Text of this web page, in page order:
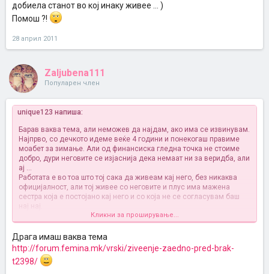
добиела станот во кој инаку живее ... )
Помош ?!
28 април 2011
Zaljubena111
Популарен член
unique123 напиша:
Барав ваква тема, али неможев да најдам, ако има се извинувам.
Најпрво, со дечкото идеме веќе 4 години и понекогаш правиме
моабет за зимање. Али од финансиска гледна точка не стоиме
добро, дури неговите се изјаснија дека немаат ни за веридба, али
ај ...
Работата е во тоа што тој сака да живеам кај него, без никаква
официјалност, али тој живее со неговите и плус има мажена
сестра која е постојано кај него и со која не се согласувам баш
нај нај.
Од друга страна моите родители нејќат ни да чујат да живееме
заедно вака, па се наоѓам во ситуација во која на секои два дена
постојано се селам со куферчето од дома до кај него и обратно и
како ми изгледа излез во скоро нема
А да, ние ќе сме се суределе, кога на сестра му све ќе и стокмеле
(детето да и потпораснело, да се вработила, да го добиела станот
Кликни за проширување...
Драга имаш ваква тема
http://forum.femina.mk/vrski/ziveenje-zaedno-pred-brak-
t2398/